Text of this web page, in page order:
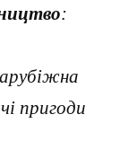
:
пригоди